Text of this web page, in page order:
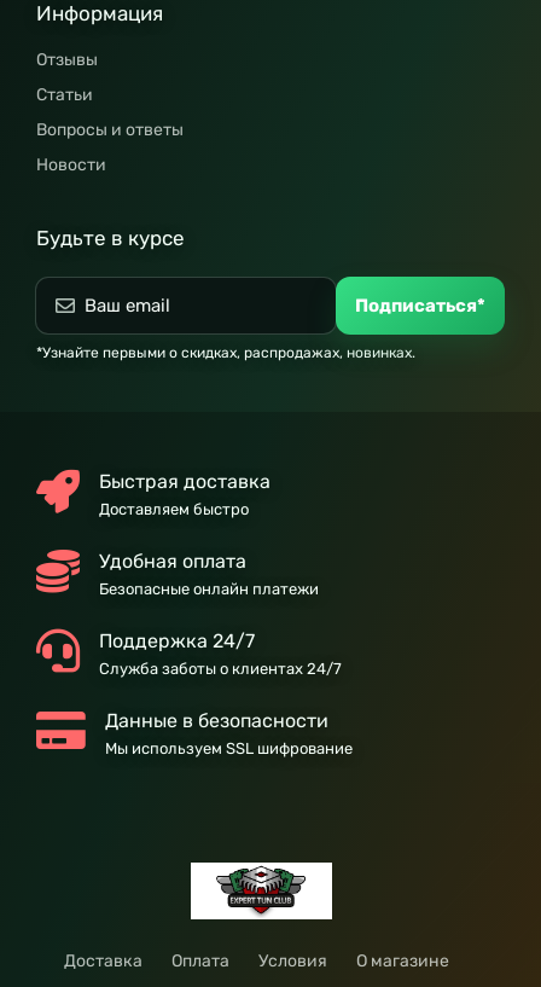
Информация
Отзывы
Статьи
Вопросы и ответы
Новости
Будьте в курсе
Подписаться*
*Узнайте первыми о скидках, распродажах, новинках.
Быстрая доставка
Доставляем быстро
Удобная оплата
Безопасные онлайн платежи
Поддержка 24/7
Служба заботы о клиентах 24/7
Данные в безопасности
Мы используем SSL шифрование
Доставка Оплата Условия
О магазине